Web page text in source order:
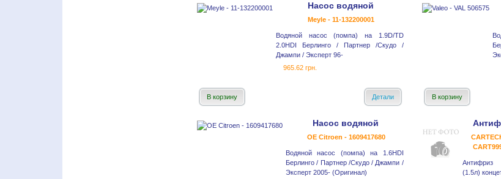
Насос водяной
Meyle - 11-132200001
Водяной насос (помпа) на 1.9D/TD
2.0HDI Берлинго / Партнер /Скудо /
Джампи / Эксперт 96-
965.62 грн.
В корзину Детали В корзину
Насос водяной
OE Citroen - 1609417680
Водяной насос (помпа) на 1.6HDI
Берлинго / Партнер /Скудо / Джампи /
Эксперт 2005- (Оригинал)
(1.5л)